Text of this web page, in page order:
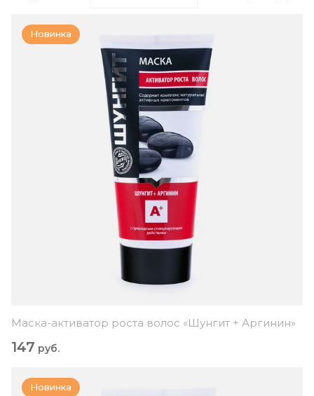
Новинка
Маска-активатор роста волос «Шунгит + Аргинин»
147 руб.
Новинка